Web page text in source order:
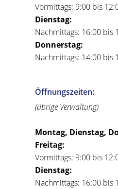
Vormittags: 9:00 bis
Dienstag:
Nachmittags: 16:00 bis
Donnerstag:
Nachmittags: 14:00 bis
Öffnungszeiten:
(übrige Verwaltung)
Montag, Dienstag,
Freitag:
Vormittags: 9:00 bis
Dienstag:
Nachmittags: 16:00 bis